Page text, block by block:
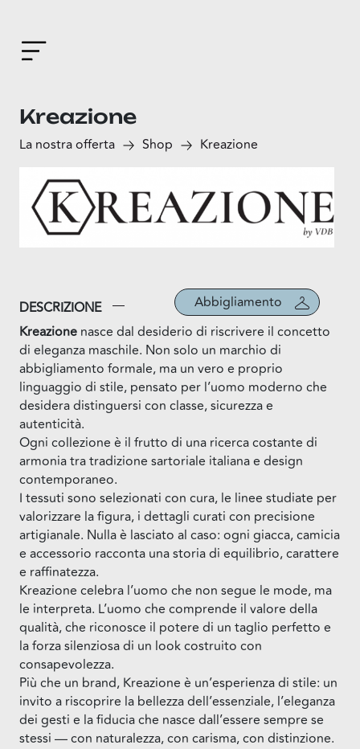
Kreazione
La nostra offerta Shop Kreazione
Abbigliamento
DESCRIZIONE
Kreazione nasce dal desiderio di riscrivere il concetto
di eleganza maschile. Non solo un marchio di
abbigliamento formale, ma un vero e proprio
linguaggio di stile, pensato per l’uomo moderno che
desidera distinguersi con classe, sicurezza e
autenticità.
Ogni collezione è il frutto di una ricerca costante di
armonia tra tradizione sartoriale italiana e design
contemporaneo.
I tessuti sono selezionati con cura, le linee studiate per
valorizzare la figura, i dettagli curati con precisione
artigianale. Nulla è lasciato al caso: ogni giacca, camicia
e accessorio racconta una storia di equilibrio, carattere
e raffinatezza.
Kreazione celebra l’uomo che non segue le mode, ma
le interpreta. L’uomo che comprende il valore della
qualità, che riconosce il potere di un taglio perfetto e
la forza silenziosa di un look costruito con
consapevolezza.
Più che un brand, Kreazione è un’esperienza di stile: un
invito a riscoprire la bellezza dell’essenziale, l’eleganza
dei gesti e la fiducia che nasce dall’essere sempre se
stessi — con naturalezza, con carisma, con distinzione.